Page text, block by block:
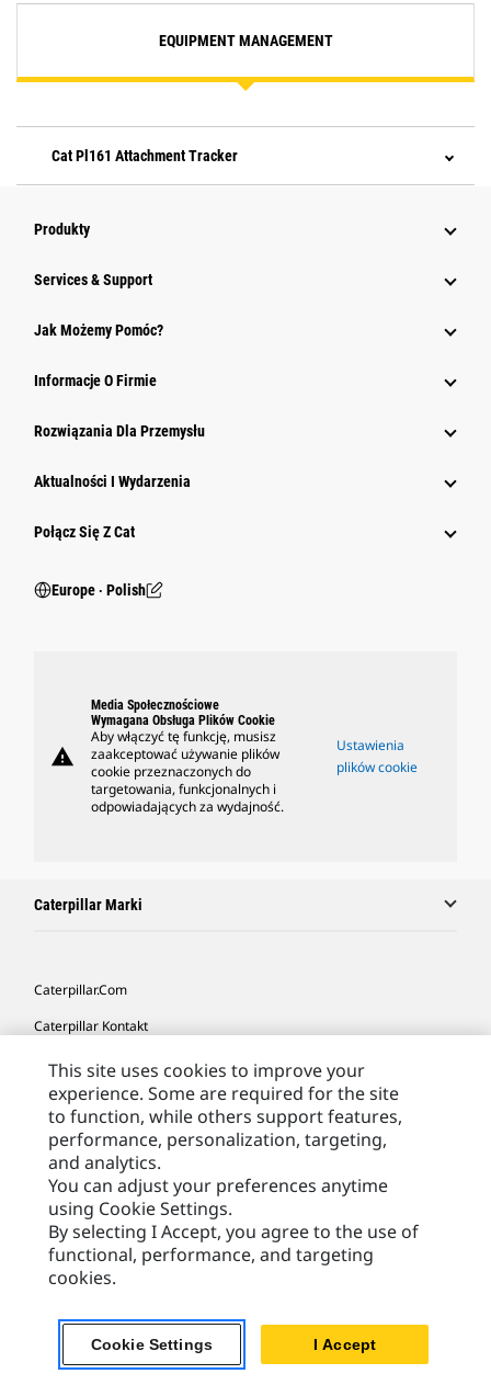
EQUIPMENT MANAGEMENT
Cat Pl161 Attachment Tracker
Produkty
Services & Support
Jak Możemy Pomóc?
Informacje O Firmie
Rozwiązania Dla Przemysłu
Aktualności I Wydarzenia
Połącz Się Z Cat
Europe ‧ Polish
warning
Media Społecznościowe
Wymagana Obsługa Plików Cookie
Aby włączyć tę funkcję, musisz
zaakceptować używanie plików
cookie przeznaczonych do
targetowania, funkcjonalnych i
odpowiadających za wydajność.
Ustawienia
plików cookie
Caterpillar Marki
Caterpillar.com
Caterpillar Kontakt
Caterpillar Kontakt
Moje Preferencje Marketingowe
Site Map
Cookie Settings
Legal
Privacy
Europe - Polish © 2026 Caterpillar. Wszelkie prawa zastrzeżone.
This site uses cookies to improve your
experience. Some are required for the site
to function, while others support features,
performance, personalization, targeting,
and analytics.
You can adjust your preferences anytime
using Cookie Settings.
By selecting I Accept, you agree to the use of
functional, performance, and targeting
cookies.
Cookie Settings I Accept